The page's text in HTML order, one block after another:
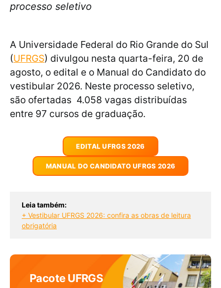
processo seletivo
A Universidade Federal do Rio Grande do Sul
(UFRGS) divulgou nesta quarta-feira, 20 de
agosto, o edital e o Manual do Candidato do
vestibular 2026. Neste processo seletivo,
são ofertadas 4.058 vagas distribuídas
entre 97 cursos de graduação.
EDITAL UFRGS 2026
MANUAL DO CANDIDATO UFRGS 2026
Leia também:
+ Vestibular UFRGS 2026: confira as obras de leitura
obrigatória
Pacote UFRGS